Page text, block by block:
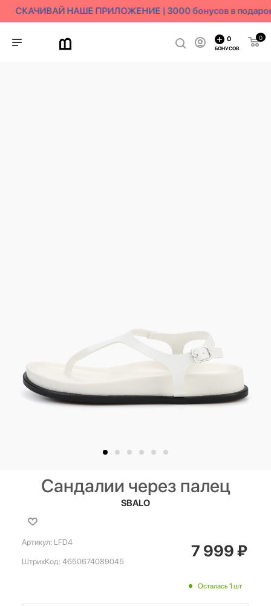
СКАЧИВАЙ НАШЕ ПРИЛОЖЕНИЕ | 3000 бонусов в подарок
0
0
БОНУСОВ
Сандалии через палец
SBALO
Артикул: LFD4
ШтрихКод: 4650674089045
7 999₽
Осталась 1 шт